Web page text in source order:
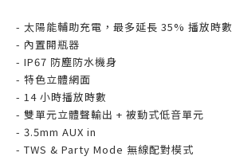
- 太陽能輔助充電，最多延長 35% 播放時數
- 內置開瓶器
- IP67 防塵防水機身
- 特色立體網面
- 14 小時播放時數
- 雙單元立體聲輸出 + 被動式低音單元
- 3.5mm AUX in
- TWS & Party Mode 無線配對模式